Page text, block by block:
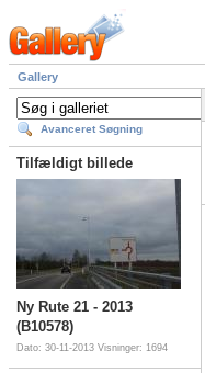
Gallery
Avanceret Søgning
Tilfældigt billede
Ny Rute 21 - 2013
(B10578)
Dato: 30-11-2013 Visninger: 1694